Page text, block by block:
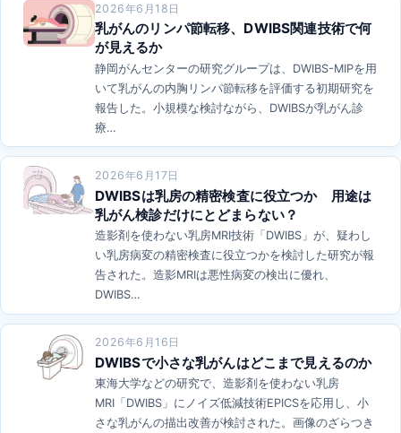
2026年6月18日
乳がんのリンパ節転移、DWIBS関連技術で何
が見えるか
静岡がんセンターの研究グループは、DWIBS-MIPを用
いて乳がんの内胸リンパ節転移を評価する初期研究を
報告した。小規模な検討ながら、DWIBSが乳がん診
療…
2026年6月17日
DWIBSは乳房の精密検査に役立つか 用途は
乳がん検診だけにとどまらない？
造影剤を使わない乳房MRI技術「DWIBS」が、疑わし
い乳房病変の精密検査に役立つかを検討した研究が報
告された。造影MRIは悪性病変の検出に優れ、
DWIBS…
2026年6月16日
DWIBSで小さな乳がんはどこまで見えるのか
東海大学などの研究で、造影剤を使わない乳房
MRI「DWIBS」にノイズ低減技術EPICSを応用し、小
さな乳がんの描出改善が検討された。画像のざらつき